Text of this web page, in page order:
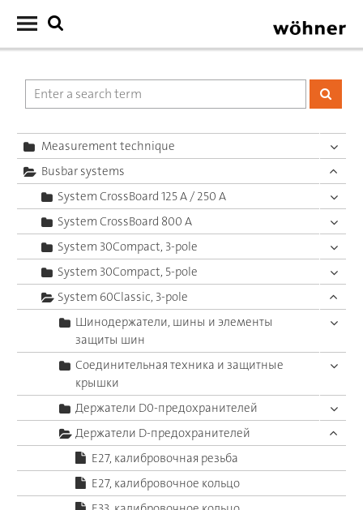
Measurement technique
Busbar systems
System CrossBoard 125 A / 250 A
System CrossBoard 800 A
System 30Compact, 3-pole
System 30Compact, 5-pole
System 60Classic, 3-pole
Шинодержатели, шины и элементы
защиты шин
Соединительная техника и защитные
крышки
Держатели D0-предохранителей
Держатели D-предохранителей
E27, калибровочная резьба
E27, калибровочное кольцо